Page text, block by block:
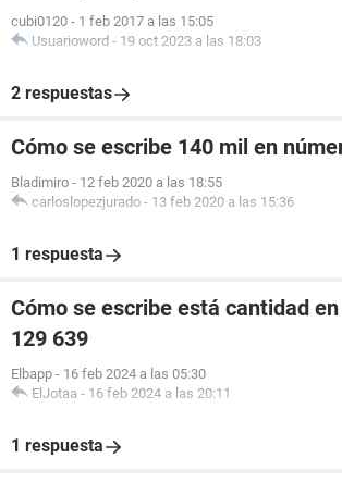
cubi0120 - 1 feb 2017 a las 15:05
Usuarioword - 19 oct 2023 a las 18:03
2 respuestas
Cómo se escribe 140 mil en
Bladimiro - 12 feb 2020 a las 18:55
carloslopezjurado - 13 feb 2020 a las 15:36
1 respuesta
Cómo se escribe está cantidad
129 639
Elbapp - 16 feb 2024 a las 05:30
ElJotaa - 16 feb 2024 a las 20:11
1 respuesta